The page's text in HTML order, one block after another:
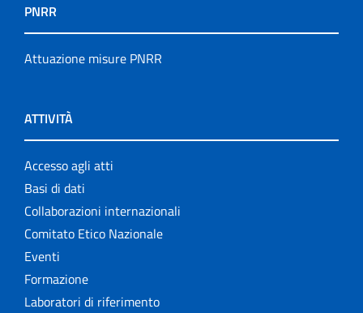
PNRR
Attuazione misure PNRR
ATTIVITÀ
Accesso agli atti
Basi di dati
Collaborazioni internazionali
Comitato Etico Nazionale
Eventi
Formazione
Laboratori di riferimento